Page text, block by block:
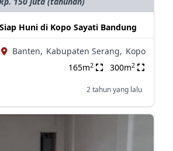
Huni di Kopo Sayati Bandung
Banten, Kabupaten Serang, Kopo
165m2 300m2
2 tahun yang lalu